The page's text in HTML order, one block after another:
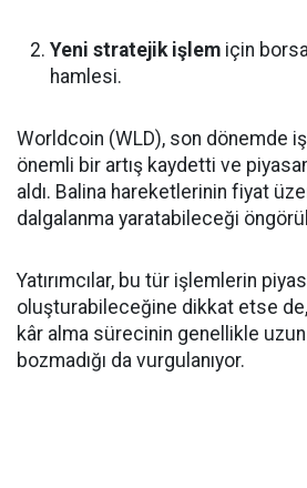
Yeni stratejik işlem için
hamlesi.
Worldcoin (WLD), son dönemde
önemli bir artış kaydetti ve
aldı. Balina hareketlerinin fiyat
dalgalanma yaratabileceği
Yatırımcılar, bu tür işlemlerin
oluşturabileceğine dikkat etse
kâr alma sürecinin genellikle
bozmadığı da vurgulanıyor.